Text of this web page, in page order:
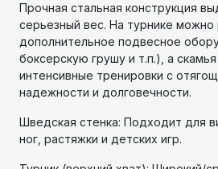
Прочная стальная конструкция
серьезный вес. На турнике можно
дополнительное подвесное
боксерскую грушу и т.п.), а
интенсивные тренировки с
надежности и долговечности.
Шведская стенка: Подходит для
ног, растяжки и детских игр.